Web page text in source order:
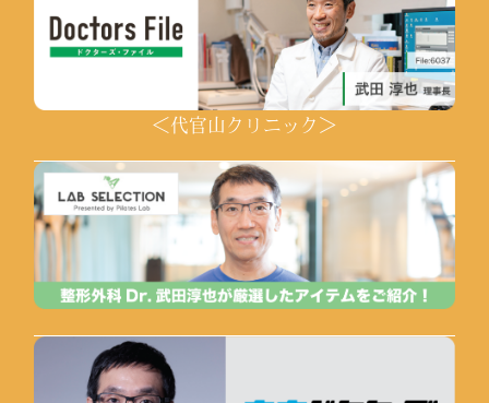
＜代官山クリニック＞